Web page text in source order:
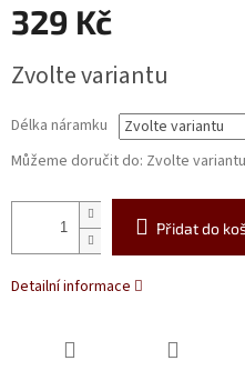
329 Kč
cena:
Zvolte variantu
Délka náramku
Můžeme doručit do: Zvolte variantu
Přidat do
Detailní informace